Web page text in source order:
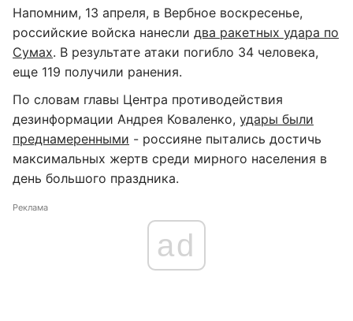
Напомним, 13 апреля, в Вербное воскресенье,
российские войска нанесли два ракетных удара по
Сумах. В результате атаки погибло 34 человека,
еще 119 получили ранения.
По словам главы Центра противодействия
дезинформации Андрея Коваленко, удары были
преднамеренными - россияне пытались достичь
максимальных жертв среди мирного населения в
день большого праздника.
Реклама
ad